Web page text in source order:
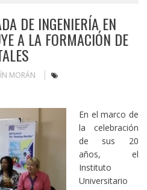
DE INGENIERÍA EN
A LA FORMACIÓN DE
MORÁN
En el marco de
la celebración
de sus 20
años, el
Instituto
Universitario